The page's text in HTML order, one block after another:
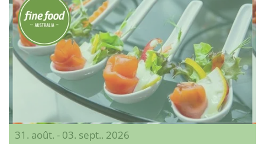
31. août. - 03. sept.. 2026